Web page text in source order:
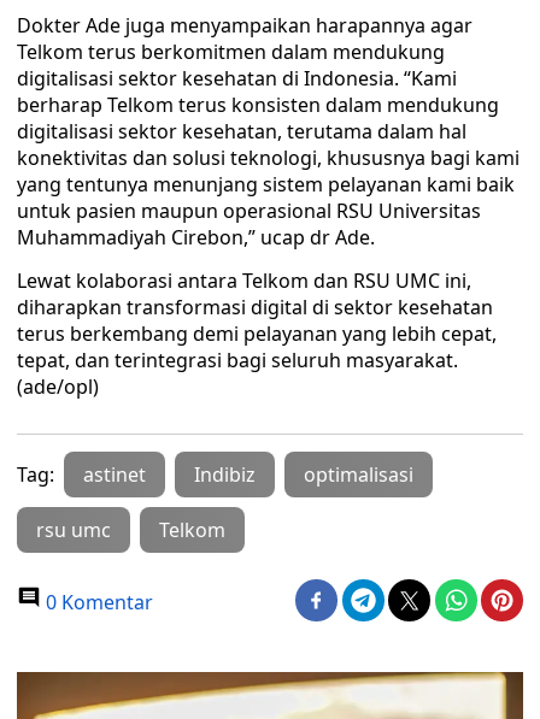
Dokter Ade juga menyampaikan harapannya agar
Telkom terus berkomitmen dalam mendukung
digitalisasi sektor kesehatan di Indonesia. “Kami
berharap Telkom terus konsisten dalam mendukung
digitalisasi sektor kesehatan, terutama dalam hal
konektivitas dan solusi teknologi, khususnya bagi kami
yang tentunya menunjang sistem pelayanan kami baik
untuk pasien maupun operasional RSU Universitas
Muhammadiyah Cirebon,” ucap dr Ade.
Lewat kolaborasi antara Telkom dan RSU UMC ini,
diharapkan transformasi digital di sektor kesehatan
terus berkembang demi pelayanan yang lebih cepat,
tepat, dan terintegrasi bagi seluruh masyarakat.
(ade/opl)
Tag: astinet Indibiz optimalisasi
rsu umc Telkom
0 Komentar